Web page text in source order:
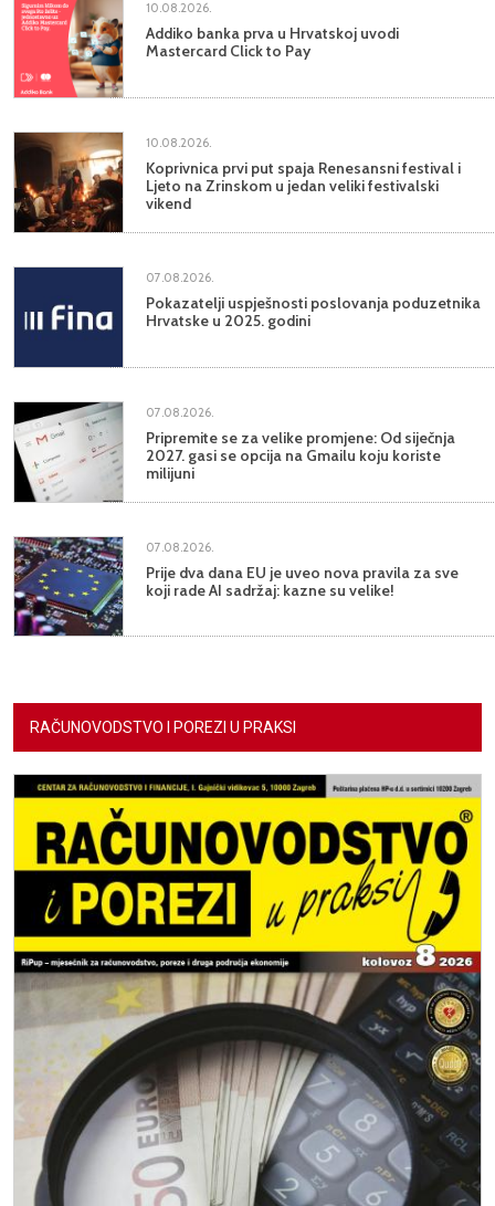
10.08.2026.
Addiko banka prva u Hrvatskoj uvodi
Mastercard Click to Pay
10.08.2026.
Koprivnica prvi put spaja Renesansni festival i
Ljeto na Zrinskom u jedan veliki festivalski
vikend
07.08.2026.
Pokazatelji uspješnosti poslovanja poduzetnika
Hrvatske u 2025. godini
07.08.2026.
Pripremite se za velike promjene: Od siječnja
2027. gasi se opcija na Gmailu koju koriste
milijuni
07.08.2026.
Prije dva dana EU je uveo nova pravila za sve
koji rade AI sadržaj: kazne su velike!
RAČUNOVODSTVO I POREZI U PRAKSI